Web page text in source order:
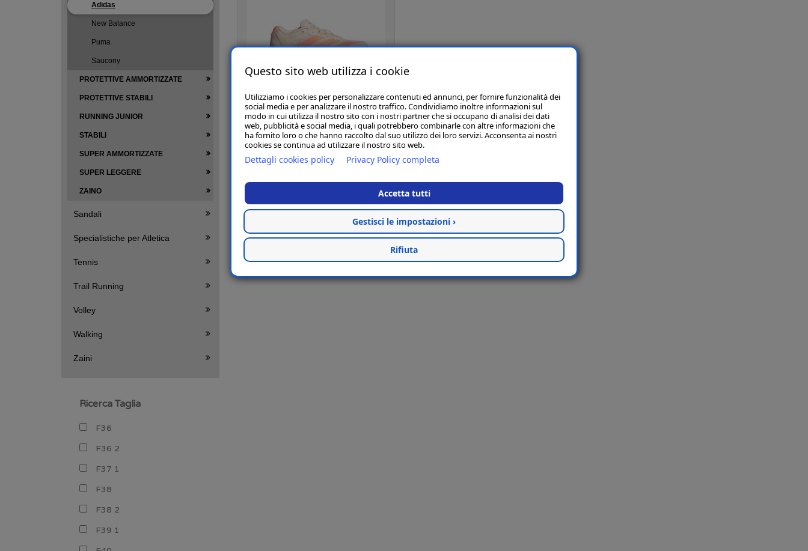
€ 130,00
€ 160,00
ADIDAS ADIZERO BOSTON
Orange / Acid Orange -
Adidas
New Balance
Puma
Saucony
PROTETTIVE AMMORTIZZATE
PROTETTIVE STABILI
RUNNING JUNIOR
STABILI
SUPER AMMORTIZZATE
SUPER LEGGERE
ZAINO
Sandali
Specialistiche per Atletica
Tennis
Trail Running
Volley
Walking
Zaini
Ricerca Taglia
F36
F36 2
F37 1
F38
F38 2
F39 1
Questo sito web utilizza i cookie
Utilizziamo i cookies per personalizzare contenuti ed annunci, per fornire funzionalità dei
social media e per analizzare il nostro traffico. Condividiamo inoltre informazioni sul
modo in cui utilizza il nostro sito con i nostri partner che si occupano di analisi dei dati
web, pubblicità e social media, i quali potrebbero combinarle con altre informazioni che
ha fornito loro o che hanno raccolto dal suo utilizzo dei loro servizi. Acconsenta ai nostri
cookies se continua ad utilizzare il nostro sito web.
Dettagli cookies policy Privacy Policy completa
Accetta tutti
Gestisci le impostazioni ›
Rifiuta